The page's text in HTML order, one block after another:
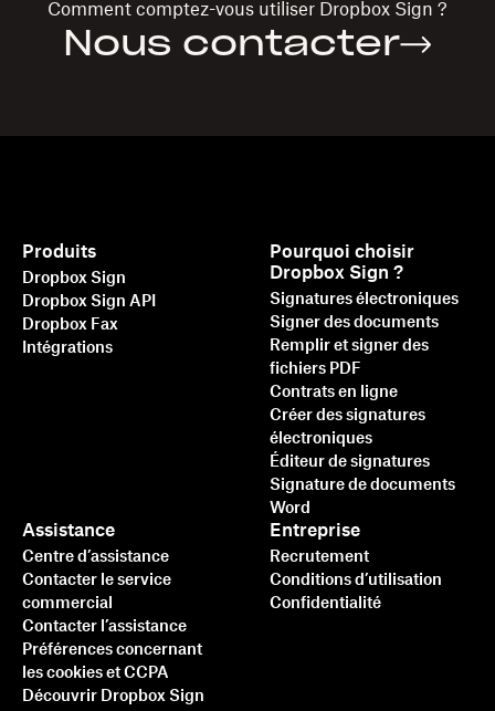
Comment comptez-vous utiliser Dropbox Sign ?
Nous contacter
Produits
Dropbox Sign
Dropbox Sign API
Dropbox Fax
Intégrations
Pourquoi choisir
Dropbox Sign ?
Signatures électroniques
Signer des documents
Remplir et signer des
fichiers PDF
Contrats en ligne
Créer des signatures
électroniques
Éditeur de signatures
Signature de documents
Word
Assistance
Centre d’assistance
Contacter le service
commercial
Contacter l’assistance
Préférences concernant
les cookies et CCPA
Découvrir Dropbox Sign
Entreprise
Recrutement
Conditions d’utilisation
Confidentialité